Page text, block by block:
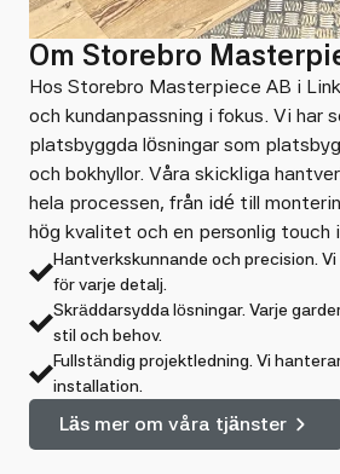
Om Storebro
Hos Storebro Masterpiece AB i
och kundanpassning i fokus. Vi har
platsbyggda lösningar som
och bokhyllor. Våra skickliga
hela processen, från idé till
hög kvalitet och en personlig touch
Hantverkskunnande och precision.
för varje detalj.
Skräddarsydda lösningar. Varje
stil och behov.
Fullständig projektledning. Vi
installation.
Läs mer om våra tjänster